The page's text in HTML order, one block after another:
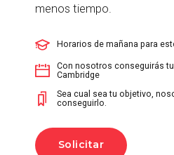
menos tiempo.
Horarios de mañana para
Con nosotros conseguirás
Cambridge
Sea cual sea tu objetivo,
conseguirlo.
Solicitar